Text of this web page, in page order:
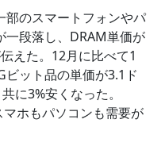
部のスマートフォンやパ
一段落し、DRAM単価が
えた。12月に比べて1
ビット品の単価が3.1ド
に3%安くなった。
ホもパソコンも需要が